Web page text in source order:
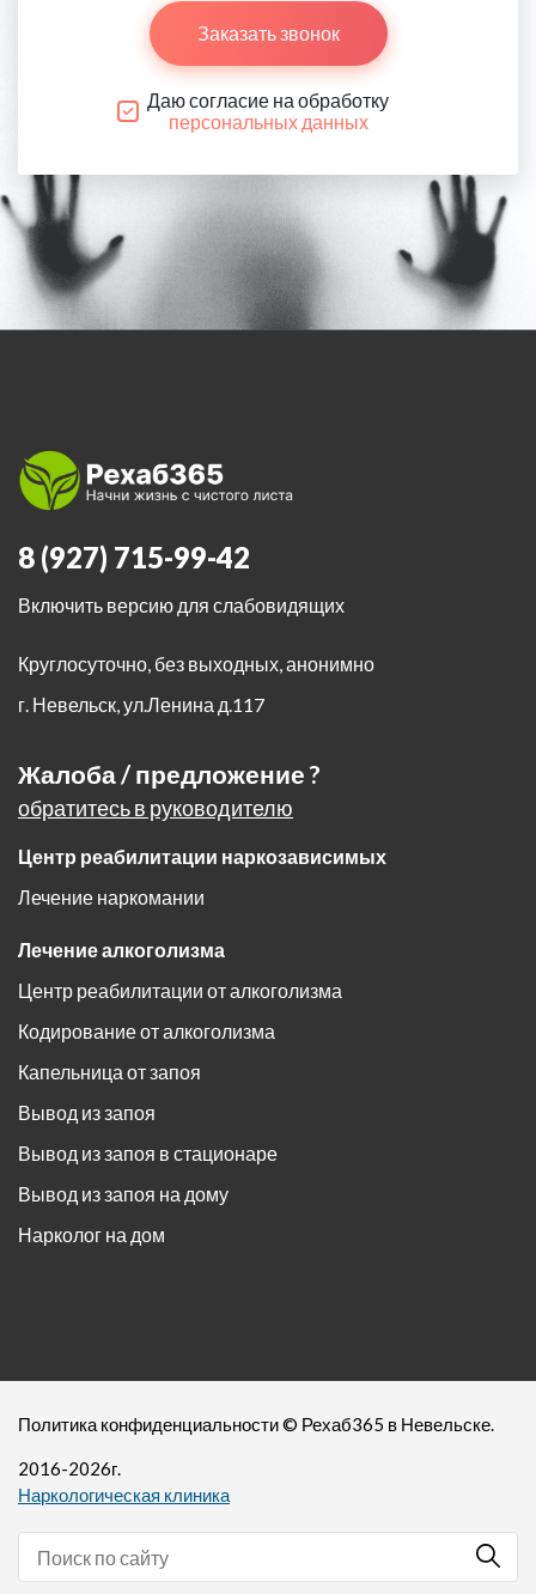
Заказать звонок
Даю согласие на обработку
персональных данных
8 (927) 715-99-42
Включить версию для слабовидящих
Круглосуточно, без выходных, анонимно
г. Невельск,ул.Ленина д.117
Жалоба / предложение ?
обратитесь в руководителю
Центр реабилитации наркозависимых
Лечение наркомании
Лечение алкоголизма
Центр реабилитации от алкоголизма
Кодирование от алкоголизма
Капельница от запоя
Вывод из запоя
Вывод из запоя в стационаре
Вывод из запоя на дому
Нарколог на дом
Политика конфиденциальности© Рехаб365 в Невельске.
2016-2026г.
Наркологическая клиника